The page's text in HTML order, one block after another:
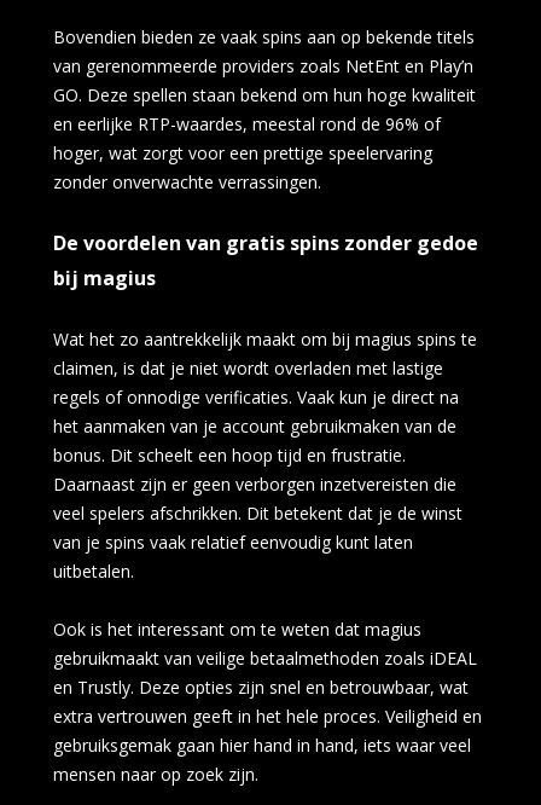
Bovendien bieden ze vaak spins aan op bekende titels
van gerenommeerde providers zoals NetEnt en Play’n
GO. Deze spellen staan bekend om hun hoge kwaliteit
en eerlijke RTP-waardes, meestal rond de 96% of
hoger, wat zorgt voor een prettige speelervaring
zonder onverwachte verrassingen.
De voordelen van gratis spins zonder gedoe
bij magius
Wat het zo aantrekkelijk maakt om bij magius spins te
claimen, is dat je niet wordt overladen met lastige
regels of onnodige verificaties. Vaak kun je direct na
het aanmaken van je account gebruikmaken van de
bonus. Dit scheelt een hoop tijd en frustratie.
Daarnaast zijn er geen verborgen inzetvereisten die
veel spelers afschrikken. Dit betekent dat je de winst
van je spins vaak relatief eenvoudig kunt laten
uitbetalen.
Ook is het interessant om te weten dat magius
gebruikmaakt van veilige betaalmethoden zoals iDEAL
en Trustly. Deze opties zijn snel en betrouwbaar, wat
extra vertrouwen geeft in het hele proces. Veiligheid en
gebruiksgemak gaan hier hand in hand, iets waar veel
mensen naar op zoek zijn.